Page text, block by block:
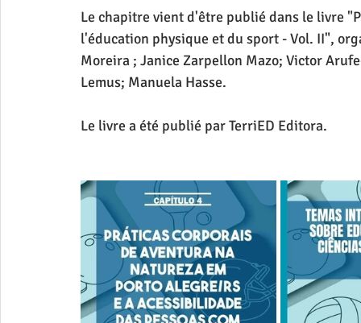
Le chapitre vient d'être publié dans le livre
l'éducation physique et du sport - Vol. II",
Moreira ; Janice Zarpellon Mazo; Victor
Lemus; Manuela Hasse.
Le livre a été publié par TerriED Editora.